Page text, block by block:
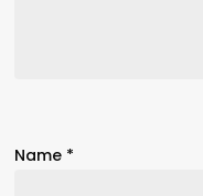
Name *